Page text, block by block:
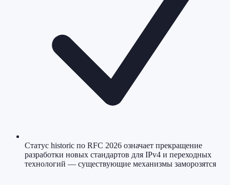
Статус historic по RFC 2026 означает прекращение
разработки новых стандартов для IPv4 и переходных
технологий — существующие механизмы заморозятся